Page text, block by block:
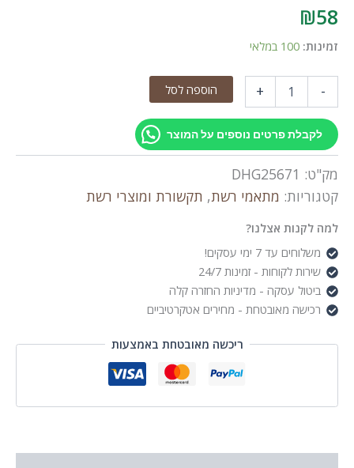
₪58
זמינות: 100 במלאי
-
LINK
USB3.0
LAN
10/100/1000
TL-
UE300
+ הוספה לסל
לקבלת פרטים נוספים על המוצר
מק"ט: DHG25671
קטגוריות: מתאמי רשת, תקשורת ומוצרי רשת
למה לקנות אצלנו?
משלוחים עד 7 ימי עסקים!
שירות לקוחות - זמינות 24/7
ביטול עסקה - מדיניות החזרה קלה
רכישה מאובטחת - מחירים אטקרטיביים
ריכשה מאובטחת באמצעות